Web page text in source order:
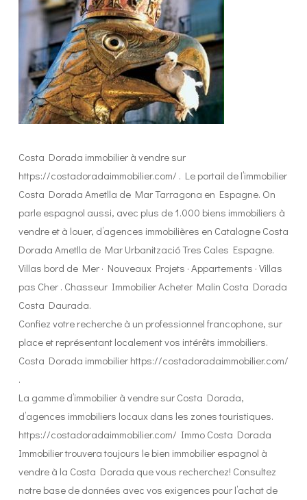
Costa Dorada immobilier à vendre sur
https://costadoradaimmobilier.com/ . Le portail de l’immobilier
Costa Dorada Ametlla de Mar Tarragona en Espagne. On
parle espagnol aussi, avec plus de 1.000 biens immobiliers à
vendre et à louer, d’agences immobilières en Catalogne Costa
Dorada Ametlla de Mar Urbanització Tres Cales Espagne.
Villas bord de Mer · Nouveaux Projets · Appartements · Villas
pas Cher . Chasseur Immobilier Acheter Malin Costa Dorada
Costa Daurada.
Confiez votre recherche à un professionnel francophone, sur
place et représentant localement vos intérêts immobiliers.
Costa Dorada immobilier https://costadoradaimmobilier.com/
.
La gamme d’immobilier à vendre sur Costa Dorada,
d’agences immobiliers locaux dans les zones touristiques.
https://costadoradaimmobilier.com/ Immo Costa Dorada
Immobilier trouvera toujours le bien immobilier espagnol à
vendre à la Costa Dorada que vous recherchez! Consultez
notre base de données avec vos exigences pour l’achat de